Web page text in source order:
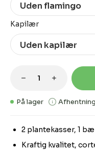
2 plantekasser, 1
Kraftig kvalitet,
På lager
Vælg
Kapilær